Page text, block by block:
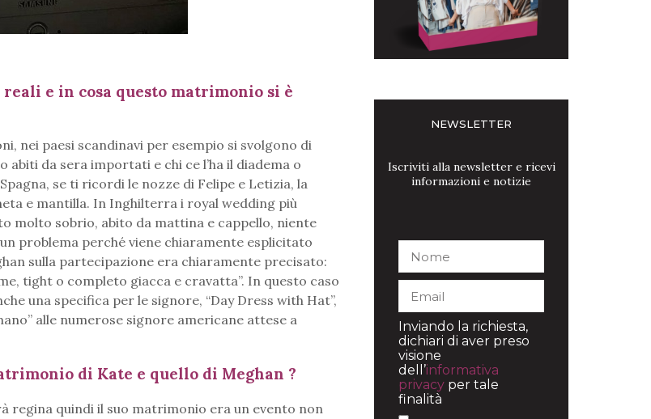
e in cosa questo matrimonio si è
nei paesi scandinavi per esempio si svolgono di
da sera importati e chi ce l’ha il diadema o
se ti ricordi le nozze di Felipe e Letizia, la
e mantilla. In Inghilterra i royal wedding più
molto sobrio, abito da mattina e cappello, niente
problema perché viene chiaramente esplicitato
sulla partecipazione era chiaramente precisato:
tight o completo giacca e cravatta”. In questo caso
una specifica per le signore, “Day Dress with Hat”,
alle numerose signore americane attese a
di Kate e quello di Meghan ?
regina quindi il suo matrimonio era un evento non
NEWSLETTER
Iscriviti alla newsletter e ricevi
informazioni e notizie
Inviando la richiesta,
dichiari di aver preso
visione
dell’informativa
privacy per tale
finalità